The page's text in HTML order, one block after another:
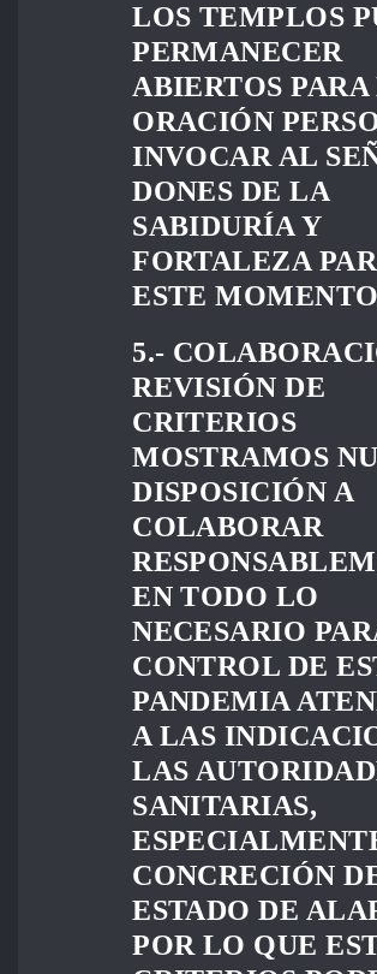
LOS TEMPLOS
PERMANECER
ABIERTOS
ORACIÓN
INVOCAR AL
DONES DE LA
SABIDURÍA Y
FORTALEZA
ESTE
5.-
REVISIÓN DE
CRITERIOS
MOSTRAMOS
DISPOSICIÓN A
COLABORAR
EN TODO LO
NECESARIO
CONTROL DE
PANDEMIA
A LAS
LAS
SANITARIAS,
CONCRECIÓN
ESTADO DE
POR LO QUE